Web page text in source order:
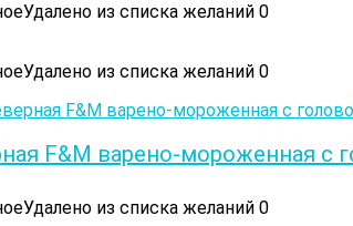
Удалено из списка желаний 0
Удалено из списка желаний 0
F&M варено-мороженная с
Удалено из списка желаний 0